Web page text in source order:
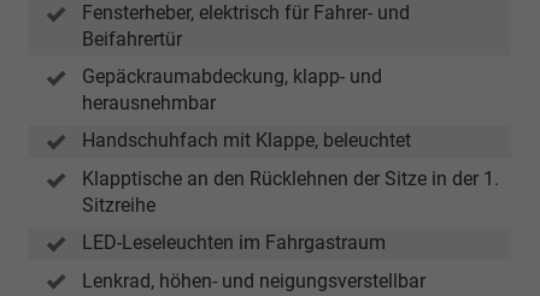
Fensterheber, elektrisch für Fahrer- und
Beifahrertür
Gepäckraumabdeckung, klapp- und
herausnehmbar
Handschuhfach mit Klappe, beleuchtet
Klapptische an den Rücklehnen der Sitze in der 1.
Sitzreihe
LED-Leseleuchten im Fahrgastraum
Lenkrad, höhen- und neigungsverstellbar